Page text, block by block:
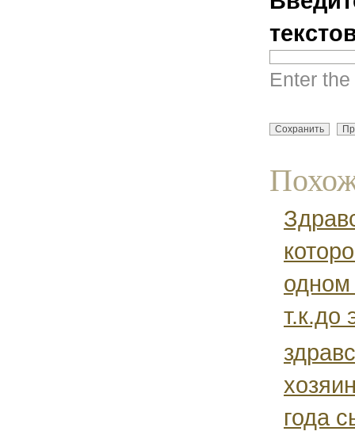
Enter
одном
т.к.до
года